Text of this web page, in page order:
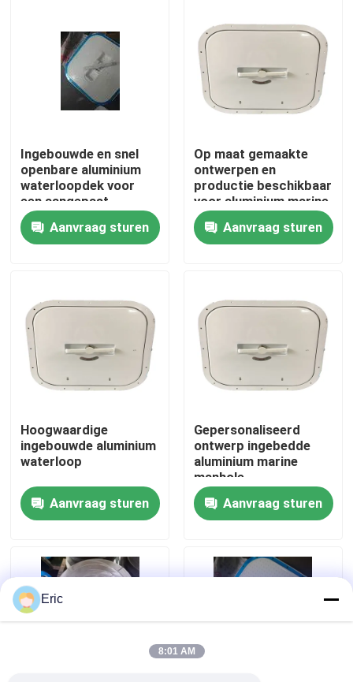
Thuis
Over ons
Fabrieksreis
Kwaliteitscontrole
Vraag een offerte aan
Company News
mariene deuren
Ingebouwde en snel
openbare aluminium
waterloopdek voor
een aangepast
ontwerp
Aanvraag sturen
Op maat gemaakte
ontwerpen en
productie beschikbaar
voor aluminium marine
manholes
Aanvraag sturen
Hoogwaardige
ingebouwde aluminium
waterloop
Aanvraag sturen
Gepersonaliseerd
ontwerp ingebedde
aluminium marine
manhole
Aanvraag sturen
Eric
8:01 AM